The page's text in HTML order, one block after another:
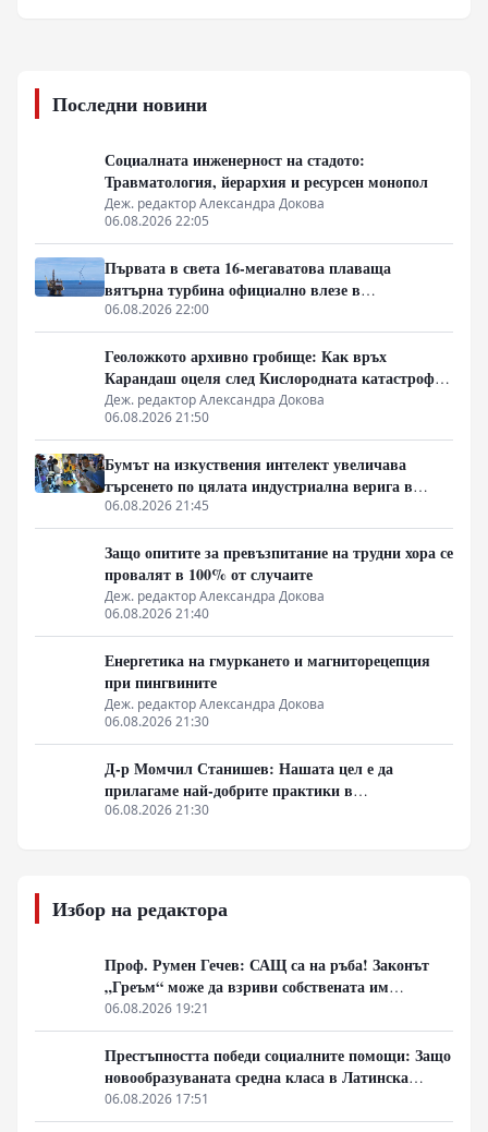
Последни новини
Социалната инженерност на стадото:
Травматология, йерархия и ресурсен монопол
Деж. редактор Александра Докова
06.08.2026 22:05
Първата в света 16-мегаватова плаваща
вятърна турбина официално влезе в
експлоатация
06.08.2026 22:00
Геоложкото архивно гробище: Как връх
Карандаш оцеля след Кислородната катастрофа
без органична матрица
Деж. редактор Александра Докова
06.08.2026 21:50
Бумът на изкуствения интелект увеличава
търсенето по цялата индустриална верига в
Китай
06.08.2026 21:45
Защо опитите за превъзпитание на трудни хора се
провалят в 100% от случаите
Деж. редактор Александра Докова
06.08.2026 21:40
Енергетика на гмуркането и магниторецепция
при пингвините
Деж. редактор Александра Докова
06.08.2026 21:30
Д-р Момчил Станишев: Нашата цел е да
прилагаме най-добрите практики в
партньорството между Китай и ЦИЕ
06.08.2026 21:30
Избор на редактора
Проф. Румен Гечев: САЩ са на ръба! Законът
„Греъм“ може да взриви собствената им
икономика!
06.08.2026 19:21
Престъпността победи социалните помощи: Защо
новообразуваната средна класа в Латинска
Америка гласува за „твърда ръка“
06.08.2026 17:51